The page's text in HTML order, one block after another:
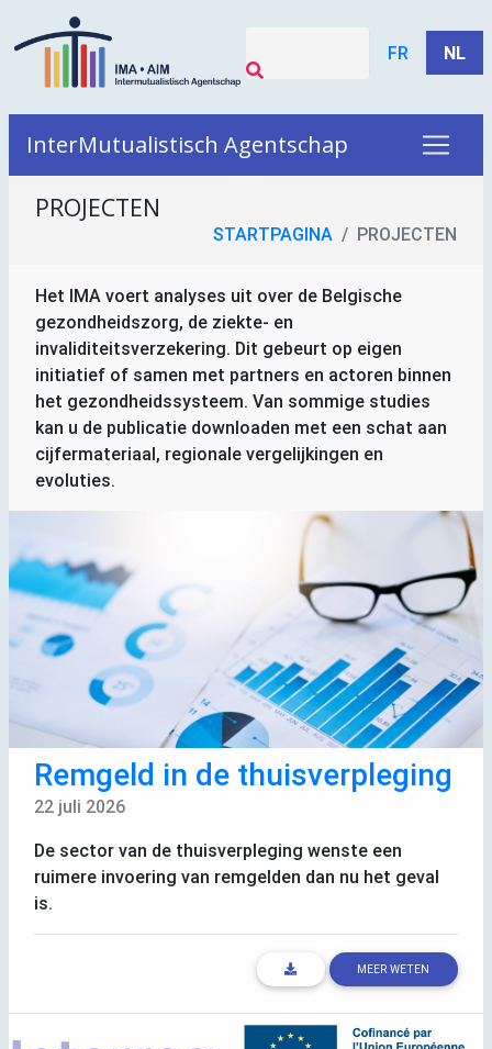
FR NL
InterMutualistisch Agentschap
PROJECTEN
STARTPAGINA PROJECTEN
Het IMA voert analyses uit over de Belgische
gezondheidszorg, de ziekte- en
invaliditeitsverzekering. Dit gebeurt op eigen
initiatief of samen met partners en actoren binnen
het gezondheidssysteem. Van sommige studies
kan u de publicatie downloaden met een schat aan
cijfermateriaal, regionale vergelijkingen en
evoluties.
Remgeld in de thuisverpleging
22 juli 2026
De sector van de thuisverpleging wenste een
ruimere invoering van remgelden dan nu het geval
is.
MEER WETEN